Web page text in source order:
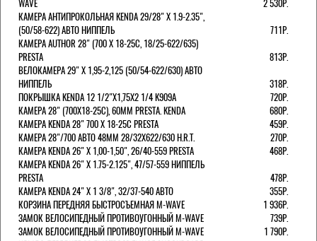
WAVE
2 530Р.
КАМЕРА АНТИПРОКОЛЬНАЯ KENDA 29/28" Х 1.9-2.35",
(50/58-622) АВТО НИППЕЛЬ
711Р.
КАМЕРА AUTHOR 28" (700 Х 18-25С, 18/25-622/635)
PRESTA
813Р.
ВЕЛОКАМЕРА 29" X 1,95-2,125 (50/54-622/630) АВТО
НИППЕЛЬ
318Р.
ПОКРЫШКА KENDA 12 1/2"Х1,75X2 1/4 K909A
720Р.
КАМЕРА 28" (700Х18-25С), 60ММ PRESTA. KENDA
680Р.
КАМЕРА KENDA 28" 700 Х 18-25С PRESTA
459Р.
КАМЕРА 28"/700 АВТО 48ММ 28/32Х622/630 H.R.T.
270Р.
КАМЕРА KENDA 26" Х 1,00-1,50", 26/40-559 PRESTA
468Р.
КАМЕРА KENDA 26" Х 1.75-2.125", 47/57-559 НИППЕЛЬ
PRESTA
478Р.
КАМЕРА KENDA 24" Х 1 3/8", 32/37-540 АВТО
355Р.
КОРЗИНА ПЕРЕДНЯЯ БЫСТРОСЪЕМНАЯ M-WAVE
1 936Р.
ЗАМОК ВЕЛОСИПЕДНЫЙ ПРОТИВОУГОННЫЙ M-WAVE
739Р.
ЗАМОК ВЕЛОСИПЕДНЫЙ ПРОТИВОУГОННЫЙ M-WAVE
1 790Р.